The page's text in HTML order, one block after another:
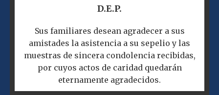
D.E.P.
Sus familiares desean agradecer a sus
amistades la asistencia a su sepelio y las
muestras de sincera condolencia recibidas,
por cuyos actos de caridad quedarán
eternamente agradecidos.